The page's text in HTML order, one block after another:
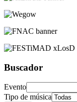
Buscador
Evento
Tipo de música